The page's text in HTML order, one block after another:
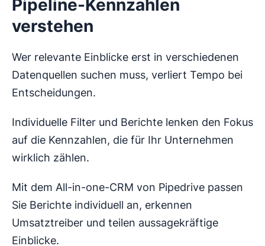
Pipeline-Kennzahlen
verstehen
Wer relevante Einblicke erst in verschiedenen
Datenquellen suchen muss, verliert Tempo bei
Entscheidungen.
Individuelle Filter und Berichte lenken den Fokus
auf die Kennzahlen, die für Ihr Unternehmen
wirklich zählen.
Mit dem All-in-one-CRM von Pipedrive passen
Sie Berichte individuell an, erkennen
Umsatztreiber und teilen aussagekräftige
Einblicke.